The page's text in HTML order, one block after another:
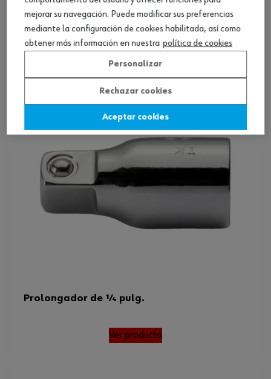
Prolongación flexible de 1/4 pulg.
Prolongador de 1⁄4 pulg.
Ver producto
mejorar su navegación. Puede modificar sus preferencias
mediante la configuración de cookies habilitada, así como
obtener más información en nuestra política de cookies
Personalizar
Rechazar cookies
Aceptar cookies